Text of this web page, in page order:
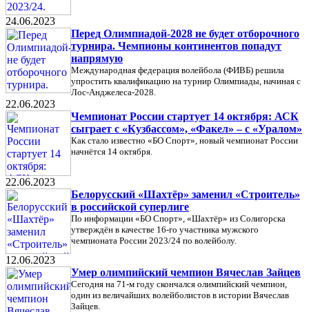
24.06.2023
Перед Олимпиадой-2028 не будет отборочного
турнира. Чемпионы континентов попадут
напрямую
Международная федерация волейбола (ФИВБ) решила
упростить квалификацию на турнир Олимпиады, начиная с
Лос-Анджелеса-2028.
22.06.2023
Чемпионат России стартует 14 октября: АСК
сыграет с «Кузбассом», «Факел» – с «Уралом»
Как стало известно «БО Спорт», новый чемпионат России
начнётся 14 октября.
22.06.2023
Белорусский «Шахтёр» заменил «Строитель»
в российской суперлиге
По информации «БО Спорт», «Шахтёр» из Солигорска
утверждён в качестве 16-го участника мужского
чемпионата России 2023/24 по волейболу.
12.06.2023
Умер олимпийский чемпион Вячеслав Зайцев
Сегодня на 71-м году скончался олимпийский чемпион,
один из величайших волейболистов в истории Вячеслав
Зайцев.